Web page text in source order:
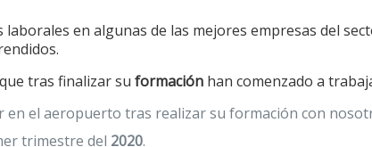
en algunas de las mejores empresas del
tras finalizar suformación han comenzado a
en el aeropuerto tras realizar su formación con
trimestre del 2020.